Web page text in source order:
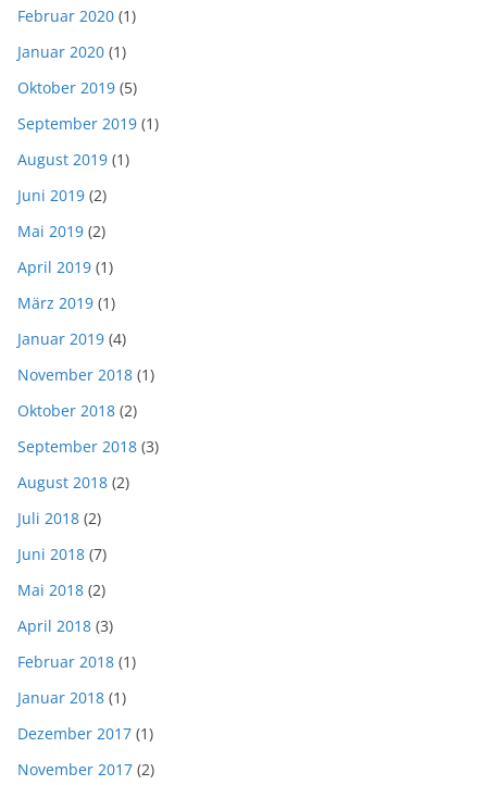
Februar 2020 (1)
Januar 2020 (1)
Oktober 2019 (5)
September 2019 (1)
August 2019 (1)
Juni 2019 (2)
Mai 2019 (2)
April 2019 (1)
März 2019 (1)
Januar 2019 (4)
November 2018 (1)
Oktober 2018 (2)
September 2018 (3)
August 2018 (2)
Juli 2018 (2)
Juni 2018 (7)
Mai 2018 (2)
April 2018 (3)
Februar 2018 (1)
Januar 2018 (1)
Dezember 2017 (1)
November 2017 (2)